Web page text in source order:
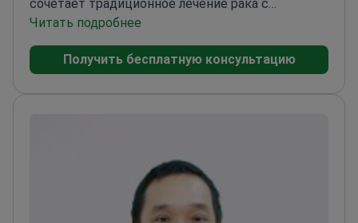
сочетает традиционное лечение рака с
холистической терапией в больнице Panacee
Hospital Rama2. Обучался клинической
нутрициологии и функциональной
области медицинских и медицинских
Сертифицирован Американским
советом по нутрициологии и оздоровлению
Читать подробнее
Получить бесплатную консультацию